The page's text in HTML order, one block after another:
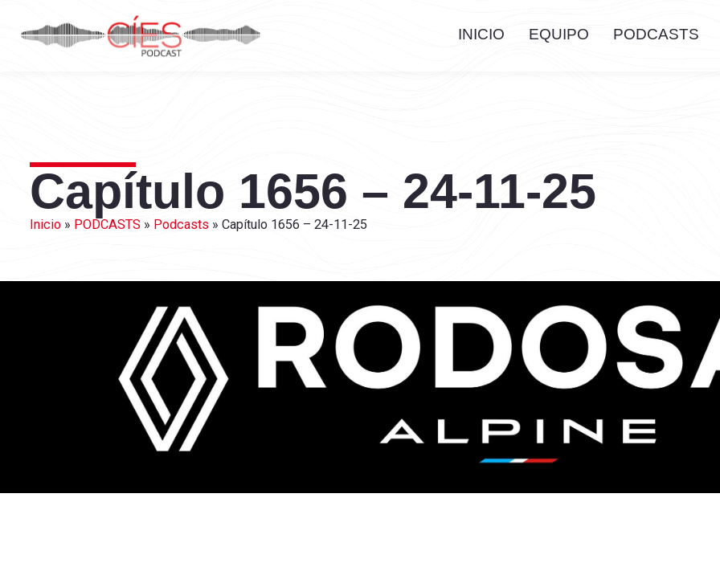
INICIO EQUIPO PODCASTS
Capítulo 1656 – 24-11-25
Inicio » PODCASTS » Podcasts » Capítulo 1656 – 24-11-25